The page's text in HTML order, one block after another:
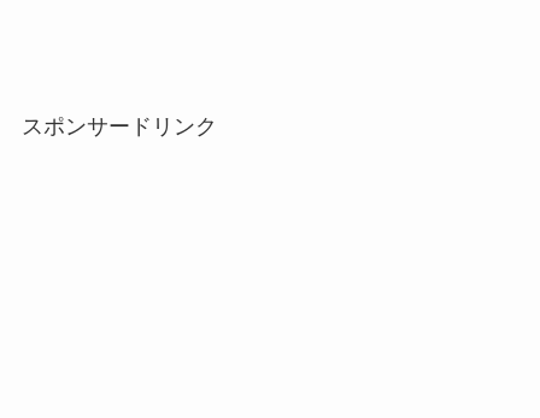
スポンサードリンク